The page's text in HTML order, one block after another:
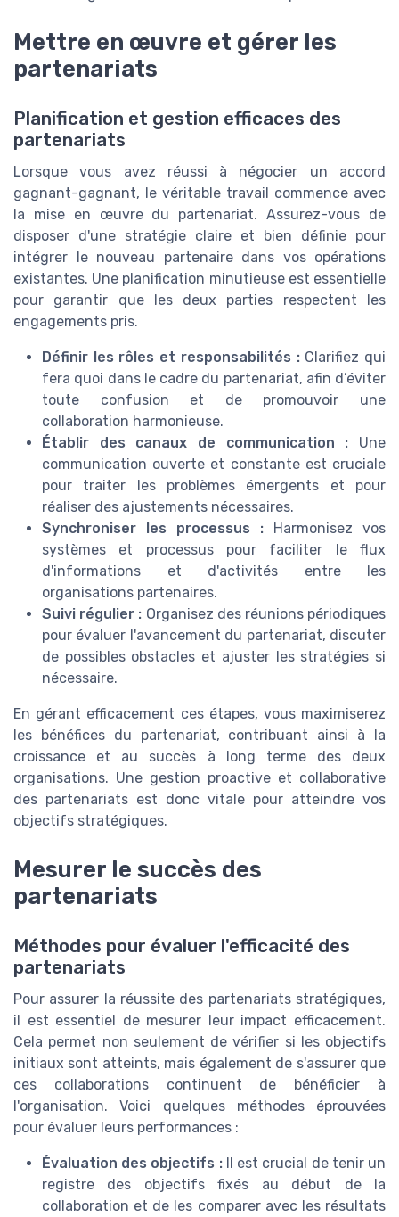
Mettre en œuvre et gérer les
partenariats
Planification et gestion efficaces des
partenariats
Lorsque vous avez réussi à négocier un accord
gagnant-gagnant, le véritable travail commence avec
la mise en œuvre du partenariat. Assurez-vous de
disposer d'une stratégie claire et bien définie pour
intégrer le nouveau partenaire dans vos opérations
existantes. Une planification minutieuse est essentielle
pour garantir que les deux parties respectent les
engagements pris.
Définir les rôles et responsabilités :Clarifiez qui
fera quoi dans le cadre du partenariat, afin d’éviter
toute confusion et de promouvoir une
collaboration harmonieuse.
Établir des canaux de communication : Une
communication ouverte et constante est cruciale
pour traiter les problèmes émergents et pour
réaliser des ajustements nécessaires.
Synchroniser les processus : Harmonisez vos
systèmes et processus pour faciliter le flux
d'informations et d'activités entre les
organisations partenaires.
Suivi régulier : Organisez des réunions périodiques
pour évaluer l'avancement du partenariat, discuter
de possibles obstacles et ajuster les stratégies si
nécessaire.
En gérant efficacement ces étapes, vous maximiserez
les bénéfices du partenariat, contribuant ainsi à la
croissance et au succès à long terme des deux
organisations. Une gestion proactive et collaborative
des partenariats est donc vitale pour atteindre vos
objectifs stratégiques.
Mesurer le succès des
partenariats
Méthodes pour évaluer l'efficacité des
partenariats
Pour assurer la réussite des partenariats stratégiques,
il est essentiel de mesurer leur impact efficacement.
Cela permet non seulement de vérifier si les objectifs
initiaux sont atteints, mais également de s'assurer que
ces collaborations continuent de bénéficier à
l'organisation. Voici quelques méthodes éprouvées
pour évaluer leurs performances :
Évaluation des objectifs :Il est crucial de tenir un
registre des objectifs fixés au début de la
collaboration et de les comparer avec les résultats